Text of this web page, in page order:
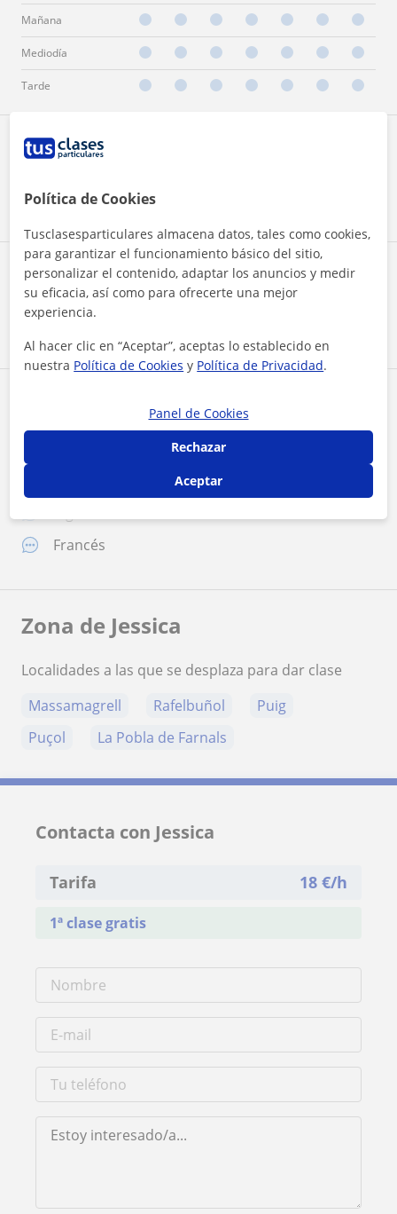
Mañana
Mediodía
Tarde
Reconocimientos
Profesor Voluntario
Formación y títulos
Psicología
Grado (cursando)
Francés
Zona de Jessica
Localidades a las que se desplaza para dar clase
Massamagrell
Rafelbuñol
Puig
Puçol
La Pobla de Farnals
Contacta con Jessica
Tarifa 18 €/h
1ª clase gratis
Política de Cookies
Tusclasesparticulares almacena datos, tales como cookies,
para garantizar el funcionamiento básico del sitio,
personalizar el contenido, adaptar los anuncios y medir
su eficacia, así como para ofrecerte una mejor
experiencia.
Al hacer clic en “Aceptar”, aceptas lo establecido en
nuestra Política de Cookies y Política de Privacidad.
Panel de Cookies
Rechazar
Aceptar